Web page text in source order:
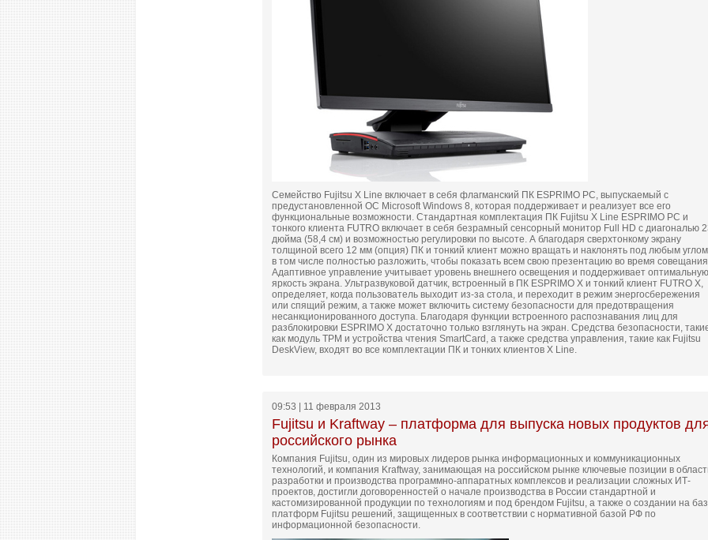
Семейство Fujitsu X Line включает в себя флагманский ПК ESPRIMO PC, выпускаемый с
предустановленной ОС Microsoft Windows 8, которая поддерживает и реализует все его
функциональные возможности. Стандартная комплектация ПК Fujitsu X Line ESPRIMO PC и
тонкого клиента FUTRO включает в себя безрамный сенсорный монитор Full HD с диагональю
дюйма (58,4 см) и возможностью регулировки по высоте. А благодаря сверхтонкому экрану
толщиной всего 12 мм (опция) ПК и тонкий клиент можно вращать и наклонять под любым
в том числе полностью разложить, чтобы показать всем свою презентацию во время
Адаптивное управление учитывает уровень внешнего освещения и поддерживает оптимальную
яркость экрана. Ультразвуковой датчик, встроенный в ПК ESPRIMO X и тонкий клиент FUTRO X,
определяет, когда пользователь выходит из-за стола, и переходит в режим энергосбережения
или спящий режим, а также может включить систему безопасности для предотвращения
несанкционированного доступа. Благодаря функции встроенного распознавания лиц для
разблокировки ESPRIMO X достаточно только взглянуть на экран. Средства безопасности,
как модуль TPM и устройства чтения SmartCard, а также средства управления, такие как Fujitsu
DeskView, входят во все комплектации ПК и тонких клиентов X Line.
09:53 | 11 февраля 2013
Fujitsu и Kraftway – платформа для выпуска новых продуктов
российского рынка
Компания Fujitsu, один из мировых лидеров рынка информационных и коммуникационных
технологий, и компания Kraftway, занимающая на российском рынке ключевые позиции в
разработки и производства программно-аппаратных комплексов и реализации сложных ИТ-
проектов, достигли договоренностей о начале производства в России стандартной и
кастомизированной продукции по технологиям и под брендом Fujitsu, а также о создании на
платформ Fujitsu решений, защищенных в соответствии с нормативной базой РФ по
информационной безопасности.